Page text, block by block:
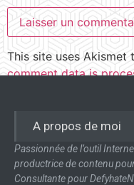
This site uses Akismet
comment data is
A propos de moi
Passionnée de l’outil
productrice de contenu
Consultante pour